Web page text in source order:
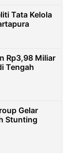
Tata Kelola
Rp3,98 Miliar
Tengah
Gelar
Stunting